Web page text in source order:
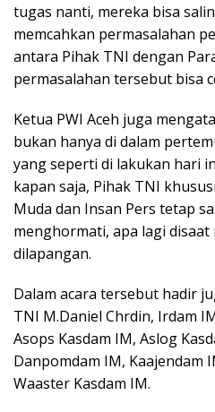
tugas nanti, mereka bisa
memcahkan permasalahan
antara Pihak TNI dengan
permasalahan tersebut bisa
Ketua PWI Aceh juga
bukan hanya di dalam
yang seperti di lakukan hari
kapan saja, Pihak TNI
Muda dan Insan Pers tetap
menghormati, apa lagi
dilapangan.
Dalam acara tersebut hadir
TNI M.Daniel Chrdin, Irdam
Asops Kasdam IM, Aslog
Danpomdam IM, Kaajendam
Waaster Kasdam IM.